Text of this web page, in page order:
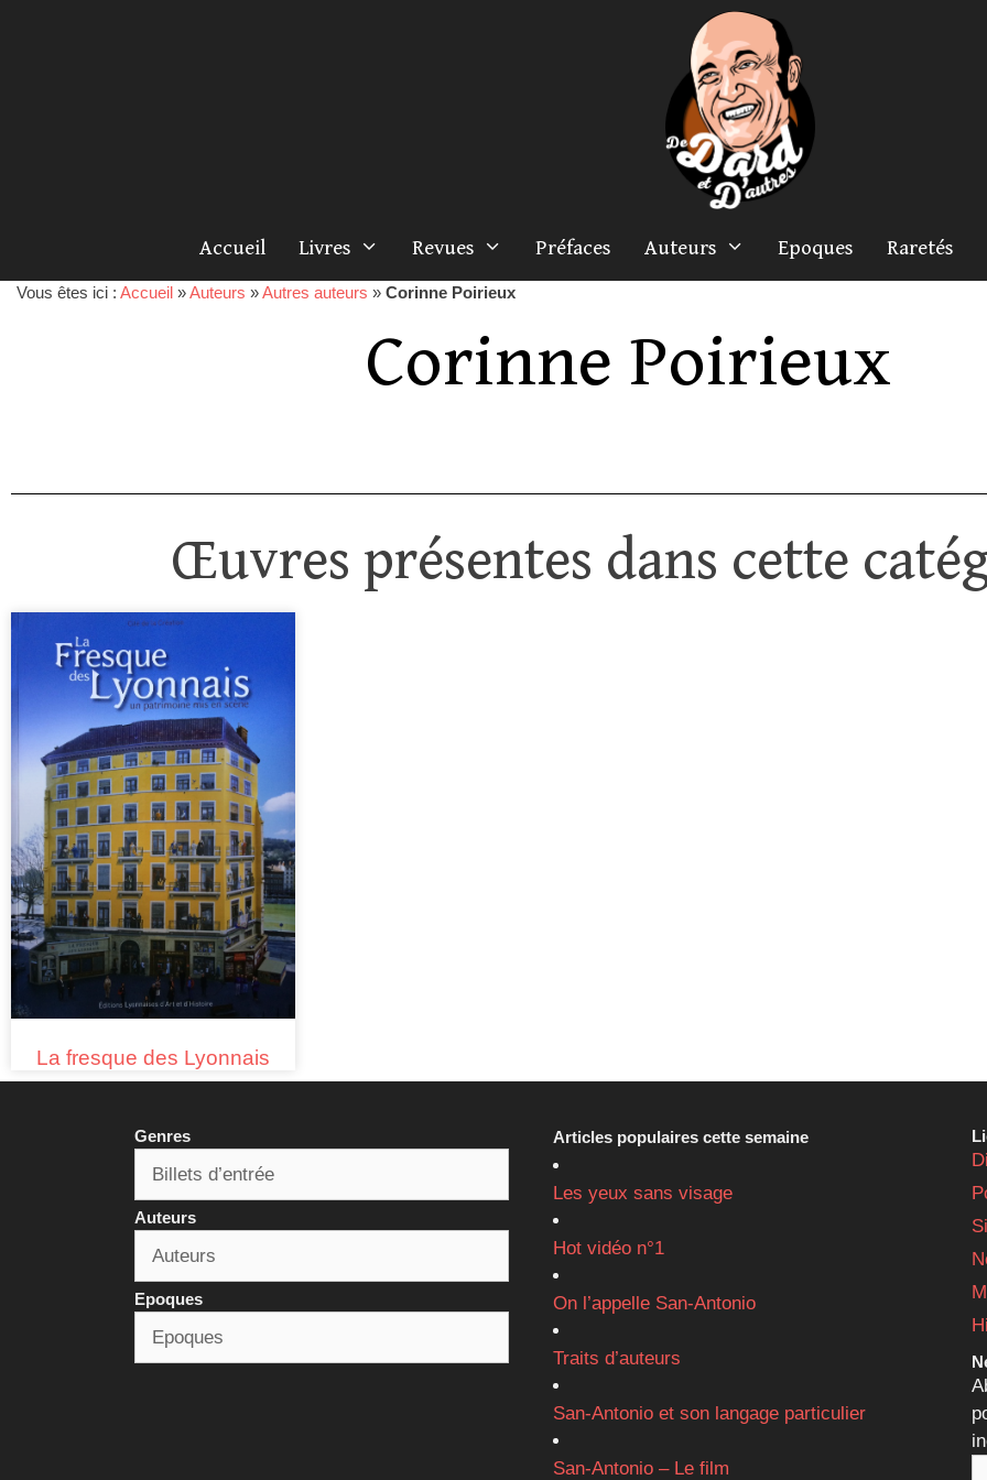
Accueil Livres Revues Préfaces Auteurs Epoques Raretés
Vous êtes ici : Accueil »Auteurs »Autres auteurs » Corinne Poirieux
Corinne Poirieux
Œuvres présentes dans cette
La fresque des Lyonnais
Genres
Auteurs
Epoques
Articles populaires cette semaine
Les yeux sans visage
Hot vidéo n°1
On l’appelle San-Antonio
Traits d’auteurs
San-Antonio et son langage particulier
San-Antonio – Le film